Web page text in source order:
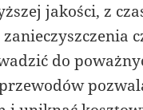
jakości, z
do